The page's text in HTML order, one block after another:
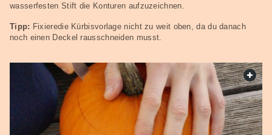
wasserfesten Stift die Konturen aufzuzeichnen.
Tipp: Fixieredie Kürbisvorlage nicht zu weit oben, da du danach
noch einen Deckel rausschneiden musst.